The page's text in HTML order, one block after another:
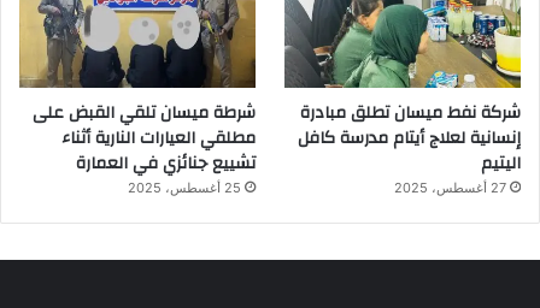
شركة نفط ميسان تطلق مبادرة
إنسانية لعلاج أيتام مدرسة كافل
اليتيم
27 أغسطس، 2025
شرطة ميسان تلقي القبض على
مطلقي العيارات النارية أثناء
تشييع جنائزي في العمارة
25 أغسطس، 2025